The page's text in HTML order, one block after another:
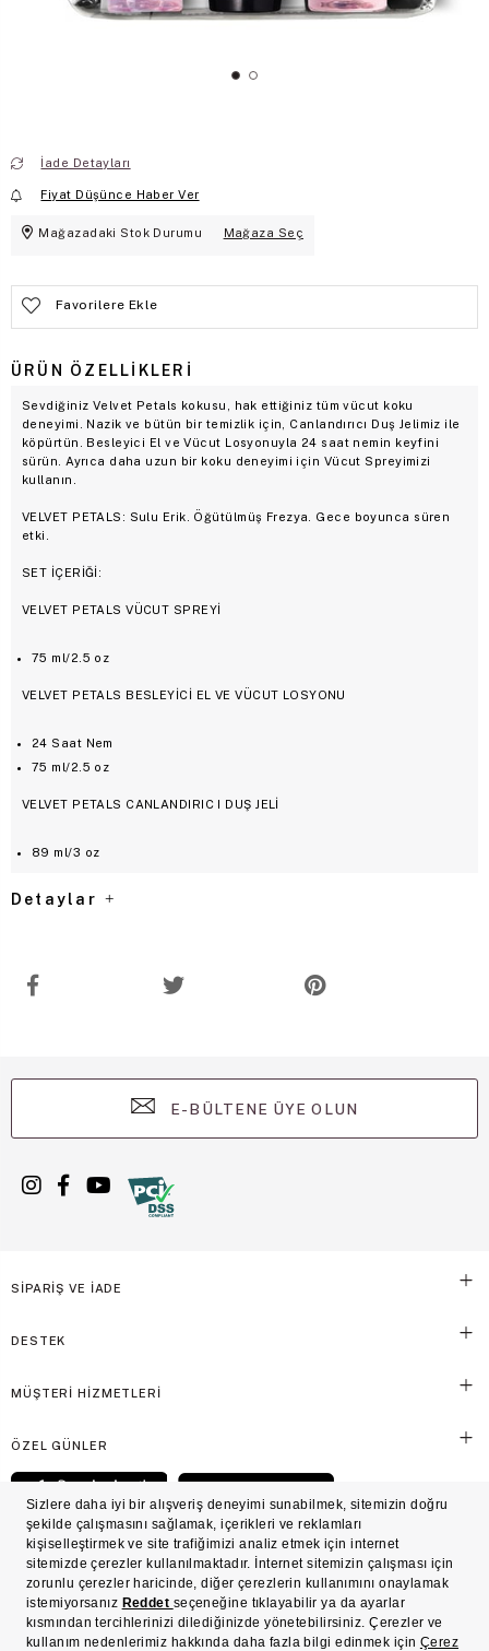
İade Detayları
Fiyat Düşünce Haber Ver
Mağazadaki Stok Durumu Mağaza Seç
Favorilere Ekle
ÜRÜN ÖZELLIKLERI
Sevdiğiniz Velvet Petals kokusu, hak ettiğiniz tüm vücut koku
deneyimi. Nazik ve bütün bir temizlik için, Canlandırıcı Duş Jelimiz ile
köpürtün. Besleyici El ve Vücut Losyonuyla 24 saat nemin keyfini
sürün. Ayrıca daha uzun bir koku deneyimi için Vücut Spreyimizi
kullanın.
VELVET PETALS: Sulu Erik. Öğütülmüş Frezya. Gece boyunca süren
etki.
SET İÇERİĞİ:
VELVET PETALS VÜCUT SPREYİ
75 ml/2.5 oz
VELVET PETALS BESLEYİCİ EL VE VÜCUT LOSYONU
24 Saat Nem
75 ml/2.5 oz
VELVET PETALS CANLANDIRIC I DUŞ JELİ
89 ml/3 oz
Detaylar
E-BÜLTENE ÜYE OLUN
SİPARİŞ VE İADE
DESTEK
MÜŞTERİ HİZMETLERİ
ÖZEL GÜNLER
© Victoria's Secret Shaya Mağazacılık A.Ş. Franchise lisansı aracılığıyla işletilen ticari
markasıdır. Her hakkı saklıdır.
Süreç Bazlı Müşteri Aydınlatma Metni
Üyelik ve Gizlilik Sözleşmesi
İşlem Rehberi